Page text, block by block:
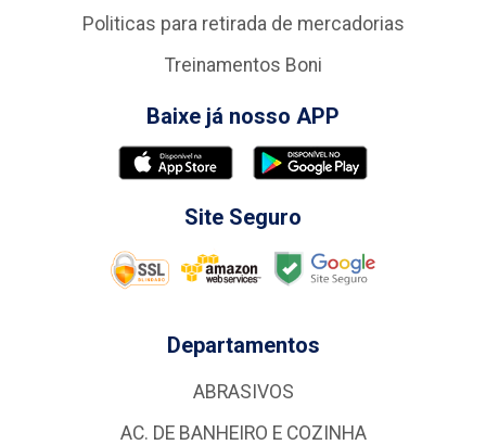
Politicas para retirada de mercadorias
Treinamentos Boni
Baixe já nosso APP
Site Seguro
Departamentos
ABRASIVOS
AC. DE BANHEIRO E COZINHA